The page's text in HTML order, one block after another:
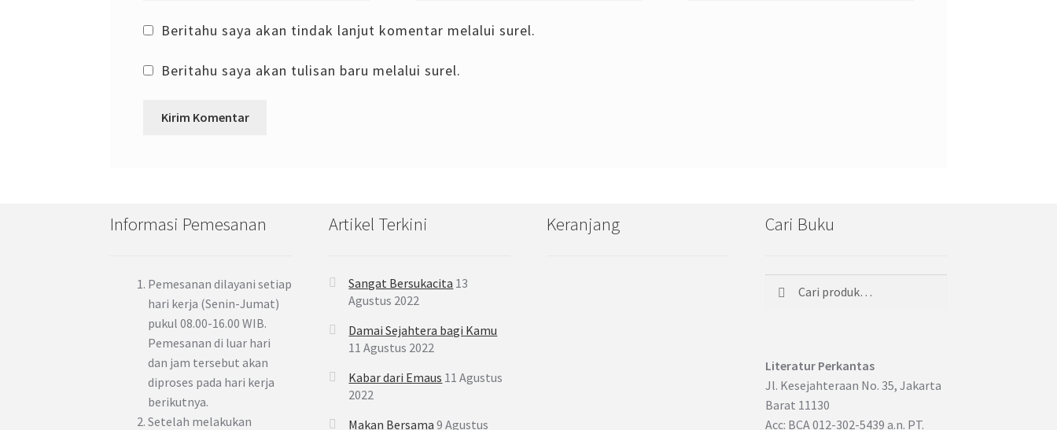
Beritahu saya akan tindak lanjut komentar melalui surel.
Beritahu saya akan tulisan baru melalui surel.
Informasi Pemesanan
Pemesanan dilayani setiap
hari kerja (Senin-Jumat)
pukul 08.00-16.00 WIB.
Pemesanan di luar hari
dan jam tersebut akan
diproses pada hari kerja
berikutnya.
Setelah melakukan
Artikel Terkini
Sangat Bersukacita 13
Agustus 2022
Damai Sejahtera bagi Kamu
11 Agustus 2022
Kabar dari Emaus 11 Agustus
2022
Makan Bersama 9 Agustus
Keranjang Cari Buku
Pencarian
Literatur Perkantas
Jl. Kesejahteraan No. 35, Jakarta
Barat 11130
Acc: BCA 012-302-5439 a.n. PT.